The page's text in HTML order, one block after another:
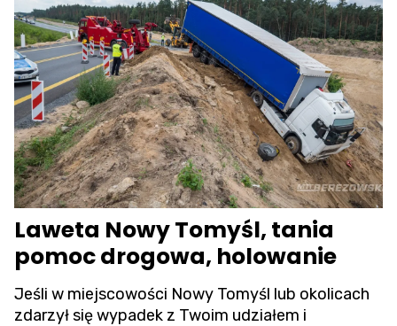
Laweta Nowy Tomyśl, tania
pomoc drogowa, holowanie
Jeśli w miejscowości Nowy Tomyśl lub okolicach
zdarzył się wypadek z Twoim udziałem i